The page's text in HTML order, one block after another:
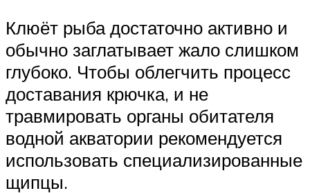
Клюёт рыба достаточно активно и
обычно заглатывает жало слишком
глубоко. Чтобы облегчить процесс
доставания крючка, и не
травмировать органы обитателя
водной акватории рекомендуется
использовать специализированные
щипцы.